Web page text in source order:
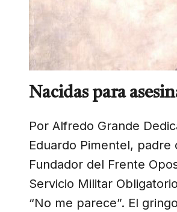
Nacidas para
Por Alfredo Grande
Eduardo Pimentel, padre
Fundador del Frente
Servicio Militar
“No me parece”. El